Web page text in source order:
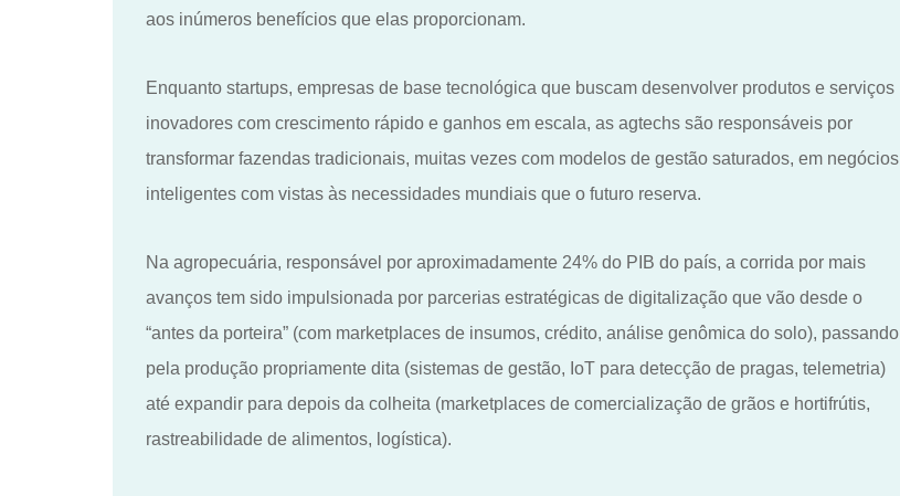
aos inúmeros benefícios que elas proporcionam.
Enquanto startups, empresas de base tecnológica que buscam desenvolver produtos e serviços
inovadores com crescimento rápido e ganhos em escala, as agtechs são responsáveis por
transformar fazendas tradicionais, muitas vezes com modelos de gestão saturados, em negócios
inteligentes com vistas às necessidades mundiais que o futuro reserva.
Na agropecuária, responsável por aproximadamente 24% do PIB do país, a corrida por mais
avanços tem sido impulsionada por parcerias estratégicas de digitalização que vão desde o
“antes da porteira” (com marketplaces de insumos, crédito, análise genômica do solo), passando
pela produção propriamente dita (sistemas de gestão, IoT para detecção de pragas, telemetria)
até expandir para depois da colheita (marketplaces de comercialização de grãos e hortifrútis,
rastreabilidade de alimentos, logística).